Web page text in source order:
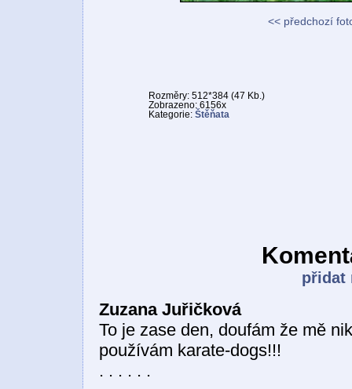
<< předchozí
Rozměry: 512*384 (47 Kb.)
Zobrazeno: 6156x
Kategorie: Štěňata
přidat
Zuzana Juřičková
To je zase den, doufám že mě
používám karate-dogs!!!
. . . . . .